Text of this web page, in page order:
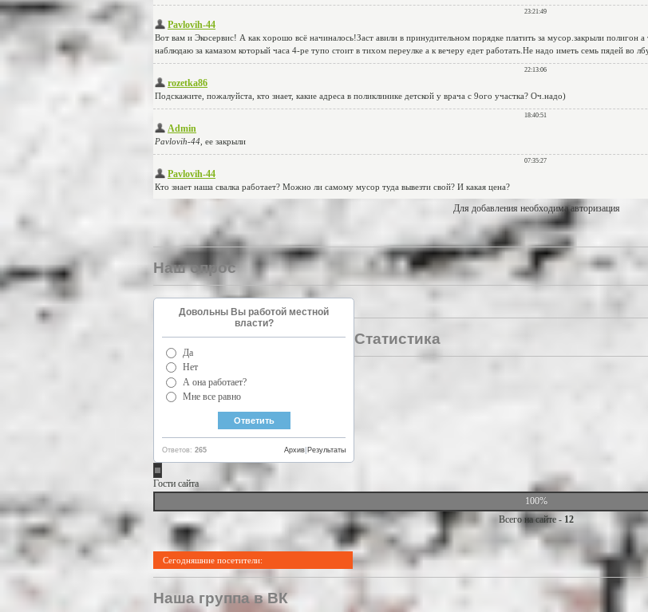
Для добавления необходима авторизация
Наш опрос
Довольны Вы работой местной
власти?
Да
Нет
А она работает?
Мне все равно
Ответов: 265 Результаты
Архив
Статистика
Гости сайта
100%
Всего на сайте - 12
Сегодняшние посетители:
Наша группа в ВК